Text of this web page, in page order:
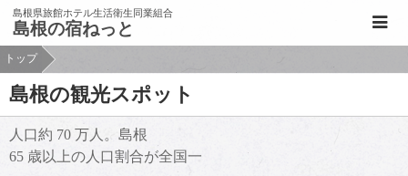
このページの本文へ移動
島根県旅館ホテル生活衛生同業組合
島根の宿ねっと
トップ
島根の観光スポット
人口約 70 万人。島根
65 歳以上の人口割合が全国一